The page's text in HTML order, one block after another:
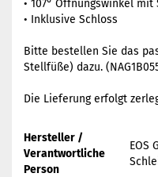
• 107° Öffnungswinkel mit
• Inklusive Schloss
Bitte bestellen Sie das
Stellfüße) dazu.
Die Lieferung erfolgt
Hersteller /
Verantwortliche
Person
EOS